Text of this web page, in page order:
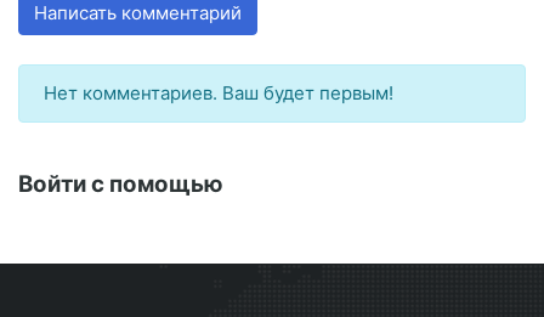
Написать комментарий
Нет комментариев. Ваш будет первым!
Войти с помощью